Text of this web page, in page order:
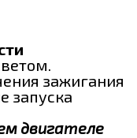
зажигания
запуска
двигателе